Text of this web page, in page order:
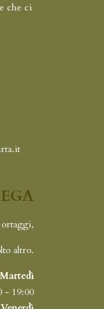
che ci
altro.
Martedì
- 19:00